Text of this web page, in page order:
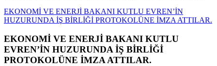
EKONOMİ VE ENERJİ BAKANI KUTLU EVREN’İN
HUZURUNDA İŞ BİRLİĞİ PROTOKOLÜNE İMZA ATTILAR.
EKONOMİ VE ENERJİ BAKANI KUTLU
EVREN’İN HUZURUNDA İŞ BİRLİĞİ
PROTOKOLÜNE İMZA ATTILAR.